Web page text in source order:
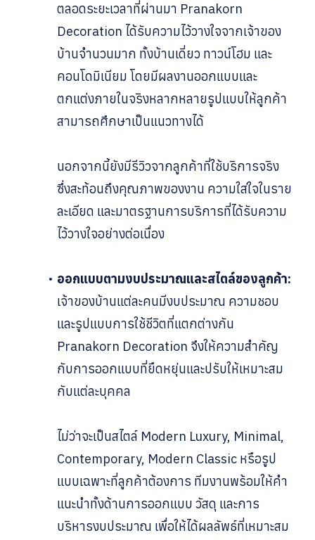
ตลอดระยะเวลาที่ผ่านมา Pranakorn
Decoration ได้รับความไว้วางใจจากเจ้าของ
บ้านจำนวนมาก ทั้งบ้านเดี่ยว ทาวน์โฮม และ
คอนโดมิเนียม โดยมีผลงานออกแบบและ
ตกแต่งภายในจริงหลากหลายรูปแบบให้ลูกค้า
สามารถศึกษาเป็นแนวทางได้
นอกจากนี้ยังมีรีวิวจากลูกค้าที่ใช้บริการจริง
ซึ่งสะท้อนถึงคุณภาพของงาน ความใส่ใจในราย
ละเอียด และมาตรฐานการบริการที่ได้รับความ
ไว้วางใจอย่างต่อเนื่อง
ออกแบบตามงบประมาณและสไตล์ของลูกค้า:
เจ้าของบ้านแต่ละคนมีงบประมาณ ความชอบ
และรูปแบบการใช้ชีวิตที่แตกต่างกัน
Pranakorn Decoration จึงให้ความสำคัญ
กับการออกแบบที่ยืดหยุ่นและปรับให้เหมาะสม
กับแต่ละบุคคล
ไม่ว่าจะเป็นสไตล์ Modern Luxury, Minimal,
Contemporary, Modern Classic หรือรูป
แบบเฉพาะที่ลูกค้าต้องการ ทีมงานพร้อมให้คำ
แนะนำทั้งด้านการออกแบบ วัสดุ และการ
บริหารงบประมาณ เพื่อให้ได้ผลลัพธ์ที่เหมาะสม